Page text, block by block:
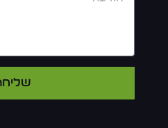
שליחה